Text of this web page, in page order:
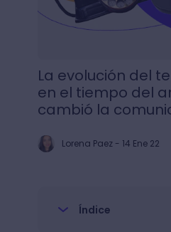
La evolución del
en el tiempo del
cambió la
Lorena Paez- 14 Ene 22
Índice